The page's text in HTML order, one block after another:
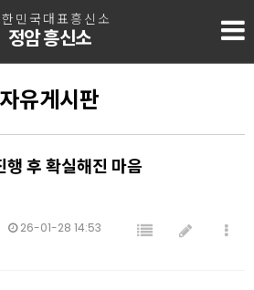
민국대표흥신소
정암 흥신소
자유게시판
행 후 확실해진 마음
26-01-28 14:53